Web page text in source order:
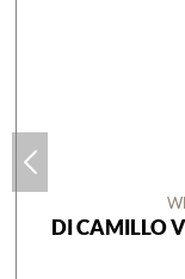
DI CAMILLO